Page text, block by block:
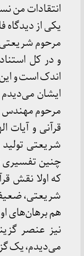
انتقادات من
یکی از
مرحوم شریعتی
و در کل
اندک است و
ایشان می‌دیدم
مرحوم مهندس
قرآنی و آیات
شریعتی تولید
چنین تفسیری
که اولا نقش
شریعتی،
هم برهان‌های
نیز عنصر
می‌دیدم، یک